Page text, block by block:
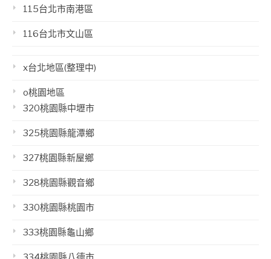
115台北市南港區
116台北市文山區
x台北地區(整理中)
o桃園地區
320桃園縣中壢市
325桃園縣龍潭鄉
327桃園縣新屋鄉
328桃園縣觀音鄉
330桃園縣桃園市
333桃園縣龜山鄉